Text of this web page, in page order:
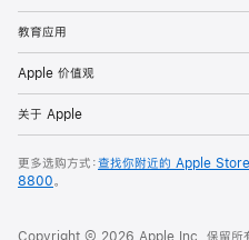
教育应用
Apple 价值观
关于 Apple
更多选购方式：查找你附近的 Apple
8800。
Copyright © 2026 Apple Inc. 保留所有